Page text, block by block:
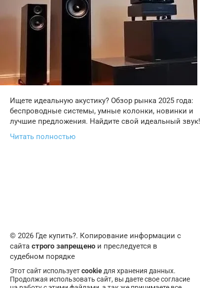
Ищете идеальную акустику? Обзор рынка 2025 года:
беспроводные системы, умные колонки, новинки и
лучшие предложения. Найдите свой идеальный звук!
Читать полностью
© 2026 Где купить?. Копирование информации с
сайта строго запрещено и преследуется в
судебном порядке
Этот сайт используетcookie для хранения данных.
Продолжая использовать сайт, вы даете свое согласие